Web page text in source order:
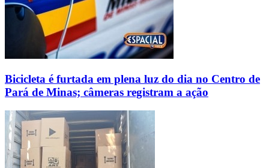
Bicicleta é furtada em plena luz do dia no Centro de
Pará de Minas; câmeras registram a ação